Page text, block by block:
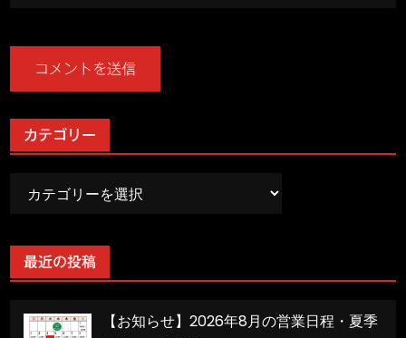
カテゴリー
リ
ー
最近の投稿
【お知らせ】2026年8月の営業日程・夏季